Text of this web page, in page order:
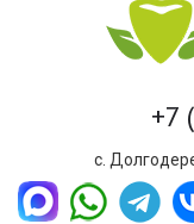
+7
с.